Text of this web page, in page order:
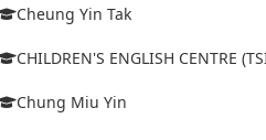
Cheung Yin Tak
CHILDREN'S ENGLISH CENTRE
Chung Miu Yin